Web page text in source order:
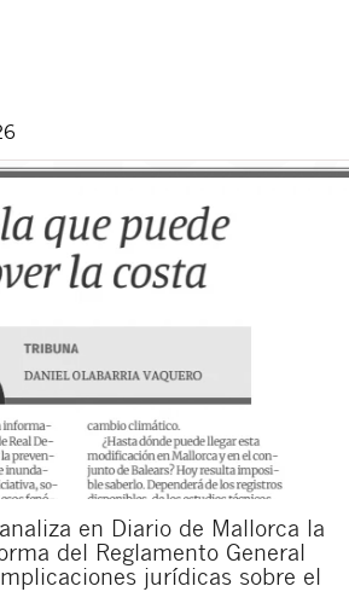
en Diario de Mallorca la
del Reglamento General
jurídicas sobre el